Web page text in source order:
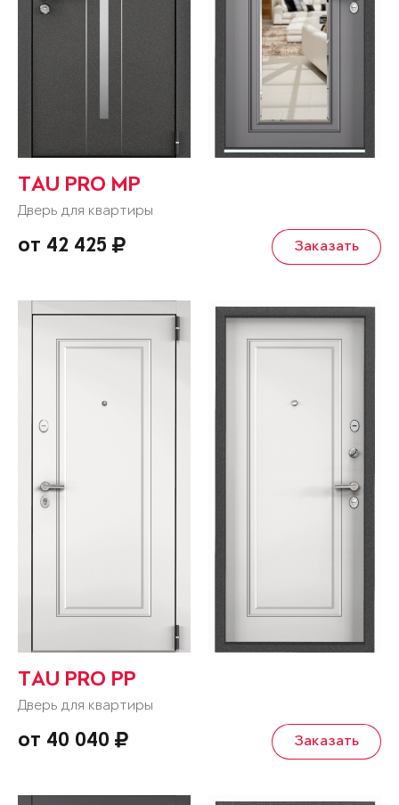
TAU PRO MP
Дверь для квартиры
от 42 425 Заказать
TAU PRO PP
Дверь для квартиры
от 40 040 Заказать